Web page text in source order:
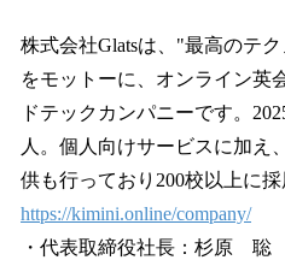
株式会社Glatsは、"最高のテ
をモットーに、オンライン英
ドテックカンパニーです。
人。個人向けサービスに加え
供も行っており200校以上に採
https://kimini.online/company/
・代表取締役社長：杉原 聡